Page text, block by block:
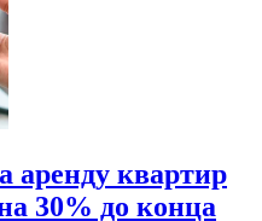
аренду квартир
30% до конца